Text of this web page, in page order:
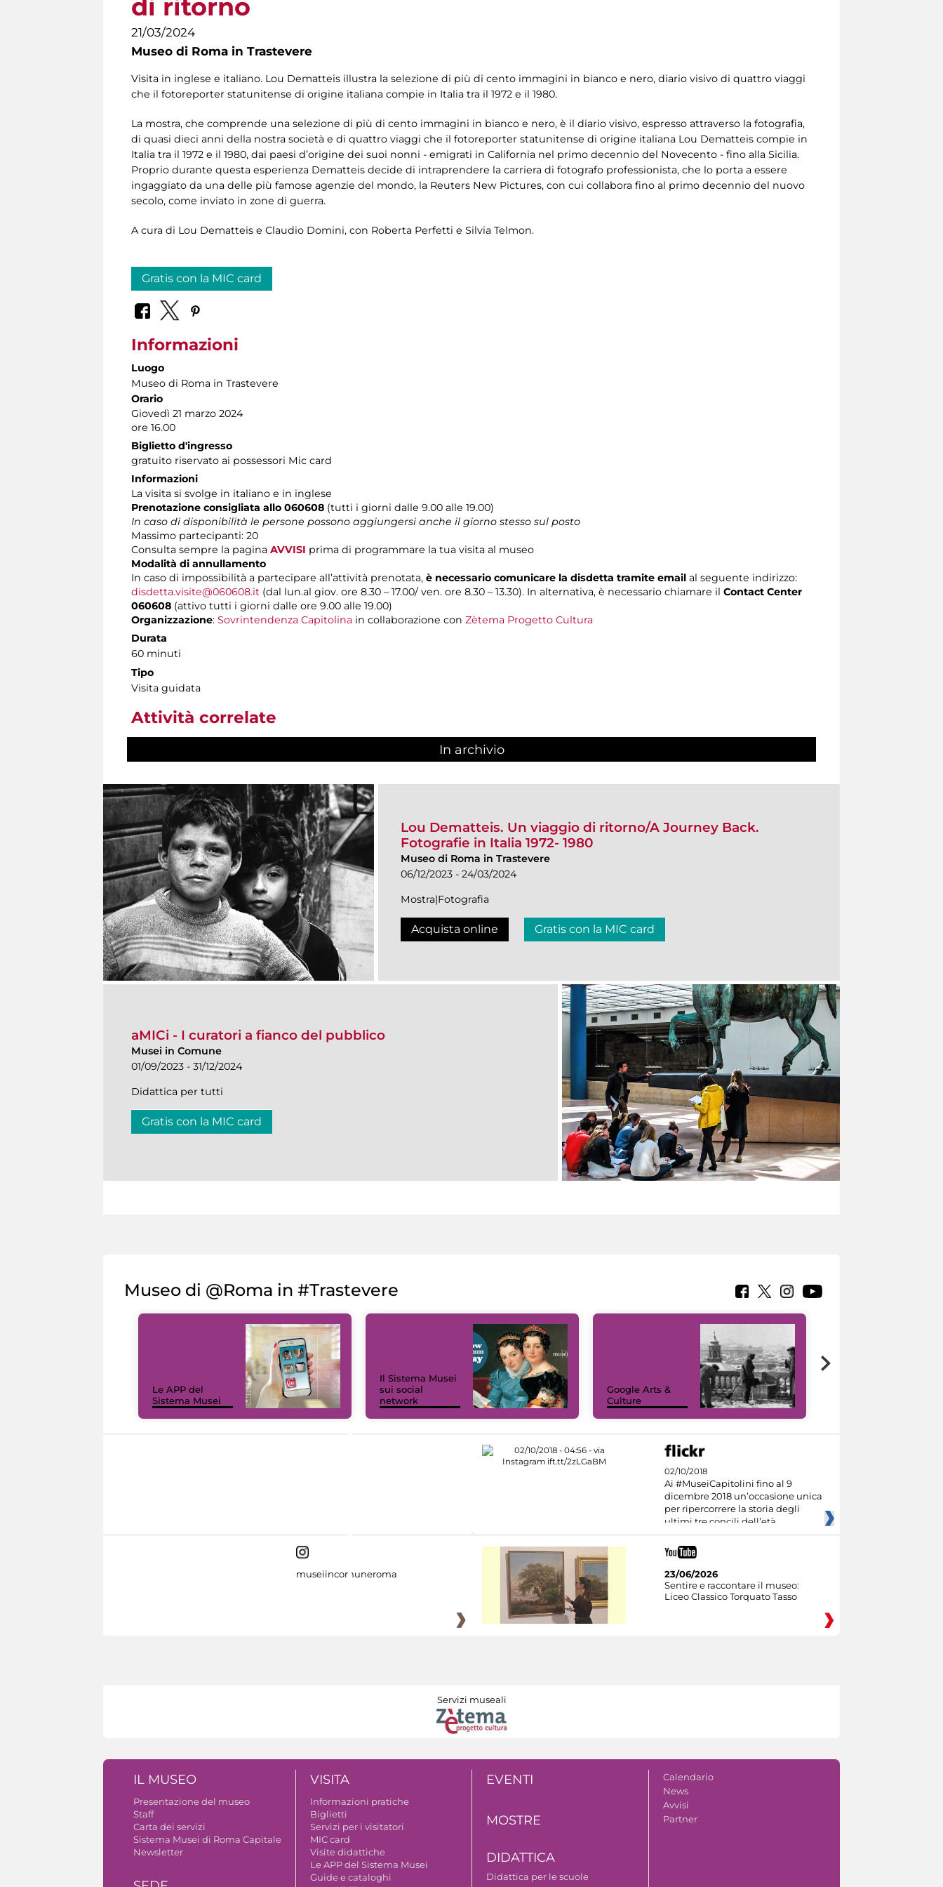
di ritorno
21/03/2024
Museo di Roma in Trastevere
Visita in inglese e italiano. Lou Dematteis illustra la selezione di più di cento immagini in bianco e nero, diario visivo di quattro viaggi
che il fotoreporter statunitense di origine italiana compie in Italia tra il 1972 e il 1980.
La mostra, che comprende una selezione di più di cento immagini in bianco e nero, è il diario visivo, espresso attraverso la fotografia,
di quasi dieci anni della nostra società e di quattro viaggi che il fotoreporter statunitense di origine italiana Lou Dematteis compie in
Italia tra il 1972 e il 1980, dai paesi d’origine dei suoi nonni - emigrati in California nel primo decennio del Novecento - fino alla Sicilia.
Proprio durante questa esperienza Dematteis decide di intraprendere la carriera di fotografo professionista, che lo porta a essere
ingaggiato da una delle più famose agenzie del mondo, la Reuters New Pictures, con cui collabora fino al primo decennio del nuovo
secolo, come inviato in zone di guerra.
A cura di Lou Dematteis e Claudio Domini, con Roberta Perfetti e Silvia Telmon.
Gratis con la MIC card
Informazioni
Luogo
Museo di Roma in Trastevere
Orario
Giovedì 21 marzo 2024
ore 16.00
Biglietto d'ingresso
gratuito riservato ai possessori Mic card
Informazioni
La visita si svolge in italiano e in inglese
Prenotazione consigliata allo 060608 (tutti i giorni dalle 9.00 alle 19.00)
In caso di disponibilità le persone possono aggiungersi anche il giorno stesso sul posto
Massimo partecipanti: 20
Consulta sempre la pagina AVVISI prima di programmare la tua visita al museo
Modalità di annullamento
In caso di impossibilità a partecipare all’attività prenotata, è necessario comunicare la disdetta tramite email al seguente indirizzo:
disdetta.visite@060608.it (dal lun.al giov. ore 8.30 – 17.00/ ven. ore 8.30 – 13.30). In alternativa, è necessario chiamare il Contact Center
060608 (attivo tutti i giorni dalle ore 9.00 alle 19.00)
Organizzazione: Sovrintendenza Capitolina in collaborazione con Zètema Progetto Cultura
Durata
60 minuti
Tipo
Visita guidata
Attività correlate
In archivio
Lou Dematteis. Un viaggio di ritorno/A Journey Back.
Fotografie in Italia 1972- 1980
Museo di Roma in Trastevere
06/12/2023 - 24/03/2024
Mostra|Fotografia
Acquista online Gratis con la MIC card
aMICi - I curatori a fianco del pubblico
Musei in Comune
01/09/2023 - 31/12/2024
Didattica per tutti
Gratis con la MIC card
Museo di @Roma in #Trastevere
Le APP del
Sistema Musei
Il Sistema Musei
sui social
network
Google Arts &
Culture
02/10/2018
Ai #MuseiCapitolini fino al 9
dicembre 2018 un’occasione unica
per ripercorrere la storia degli
ultimi tre concili dell’età
museiincomuneroma
23/06/2026
Sentire e raccontare il museo:
Liceo Classico Torquato Tasso
Servizi museali
IL MUSEO
Presentazione del museo
Staff
Carta dei servizi
Sistema Musei di Roma Capitale
Newsletter
VISITA
Informazioni pratiche
Biglietti
Servizi per i visitatori
MIC card
Visite didattiche
Le APP del Sistema Musei
Guide e cataloghi
EVENTI
MOSTRE
DIDATTICA
Didattica per le scuole
Calendario
News
Avvisi
Partner